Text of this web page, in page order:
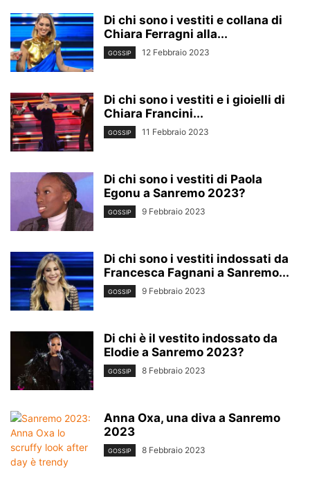
Di chi sono i vestiti e collana di
Chiara Ferragni alla...
GOSSIP 12 Febbraio 2023
Di chi sono i vestiti e i gioielli di
Chiara Francini...
GOSSIP 11 Febbraio 2023
Di chi sono i vestiti di Paola
Egonu a Sanremo 2023?
GOSSIP 9 Febbraio 2023
Di chi sono i vestiti indossati da
Francesca Fagnani a Sanremo...
GOSSIP 9 Febbraio 2023
Di chi è il vestito indossato da
Elodie a Sanremo 2023?
GOSSIP 8 Febbraio 2023
Anna Oxa, una diva a Sanremo
2023
GOSSIP 8 Febbraio 2023